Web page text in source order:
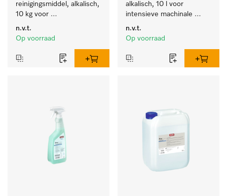
reinigingsmiddel, alkalisch,
10 kg voor
materiaalbesparende
machinale reiniging van
gerei.
n.v.t.
Op voorraad
alkalisch, 10 l voor
intensieve machinale
reiniging van
laboratoriumglaswerk en -
n.v.t.
Op voorraad